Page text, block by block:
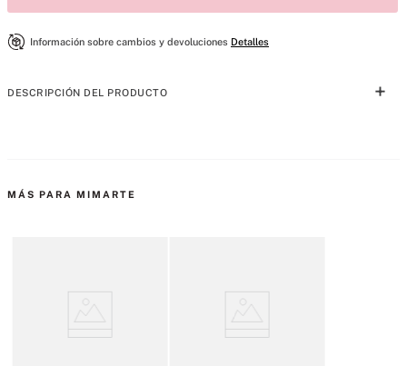
Información sobre cambios y devoluciones Detalles
DESCRIPCIÓN DEL PRODUCTO
Tipo de fragancia: floral amaderada.
Suavidad y aroma sedosos y fragantes.
MÁS PARA MIMARTE